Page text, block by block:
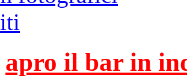
apro il bar in